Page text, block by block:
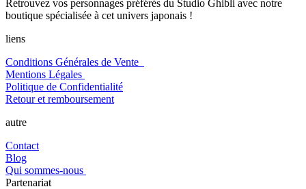
Retrouvez vos personnages préférés du Studio Ghibli avec notre
boutique spécialisée à cet univers japonais !
liens
Conditions Générales de Vente
Mentions Légales
Politique de Confidentialité
Retour et remboursement
autre
Contact
Blog
Qui sommes-nous
Partenariat